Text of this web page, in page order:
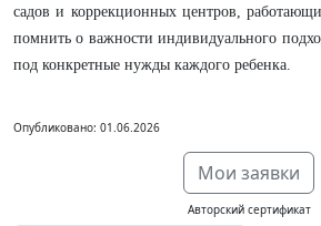
садов и коррекционных центров,
помнить о важности индивидуального
под конкретные нужды каждого ребенка.
Опубликовано: 01.06.2026
Мои заявки
Авторский сертификат